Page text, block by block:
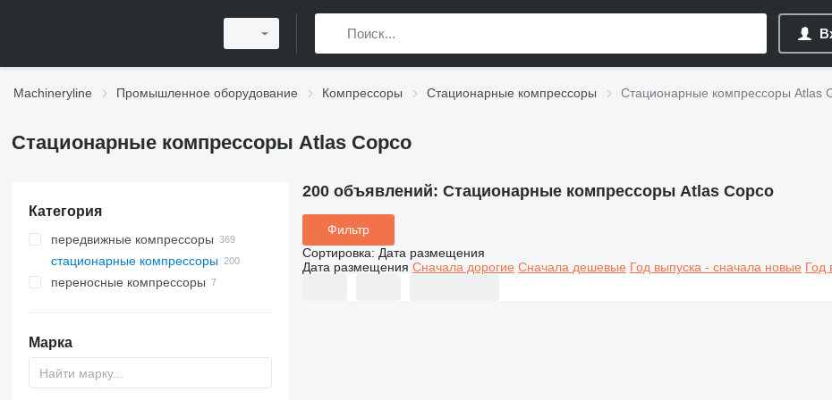
Machineryline Промышленное оборудование Компрессоры Стационарные компрессоры Стационарные компрессоры Atlas
Стационарные компрессоры Atlas Copco
Категория
передвижные компрессоры
стационарные компрессоры
переносные компрессоры
Марка
200 объявлений: Стационарные компрессоры Atlas Copco
Фильтр
Сортировка: Дата размещения
Дата размещения Сначала дорогие Сначала дешевые Год выпуска - сначала новые Год